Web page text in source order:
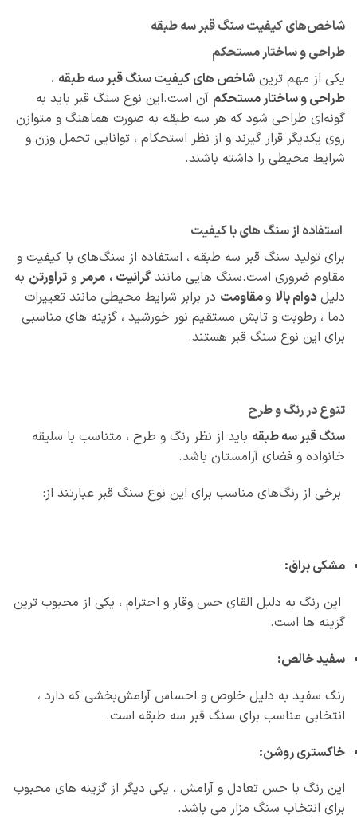
شاخص‌های کیفیت سنگ قبر سه طبقه
طراحی و ساختار مستحکم
یکی از مهم‌ ترینشاخص‌ های کیفیت سنگ قبر سه طبقه،
طراحی و ساختار مستحکمآن است.این نوع سنگ قبر باید به
گونه‌ای طراحی شود که هر سه طبقه به صورت هماهنگ و متوازن
روی یکدیگر قرار گیرند و از نظر استحکام ، توانایی تحمل وزن و
شرایط محیطی را داشته باشند.
استفاده از سنگ‌ های با کیفیت
برای تولید سنگ قبر سه طبقه ، استفاده از سنگ‌های با کیفیت و
مقاوم ضروری است.سنگ‌ هایی مانندگرانیت ، مرمرو تراورتنبه
دلیلدوام بالاومقاومتدر برابر شرایط محیطی مانند تغییرات
دما ، رطوبت و تابش مستقیم نور خورشید ، گزینه‌ های مناسبی
برای این نوع سنگ قبر هستند.
تنوع در رنگ و طرح
سنگ قبر سه طبقهباید از نظر رنگ و طرح ، متناسب با سلیقه
خانواده و فضای آرامستان باشد.
برخی از رنگ‌های مناسب برای این نوع سنگ قبر عبارتند از:
مشکی براق:
این رنگ به دلیل القای حس وقار و احترام ، یکی از محبوب‌ ترین
گزینه‌ ها است.
سفید خالص:
رنگ سفید به دلیل خلوص و احساس آرامش‌بخشی که دارد ،
انتخابی مناسب برای سنگ قبر سه طبقه است.
خاکستری روشن:
این رنگ با حس تعادل و آرامش ، یکی دیگر از گزینه‌ های محبوب
برای انتخاب سنگ مزار می باشد.